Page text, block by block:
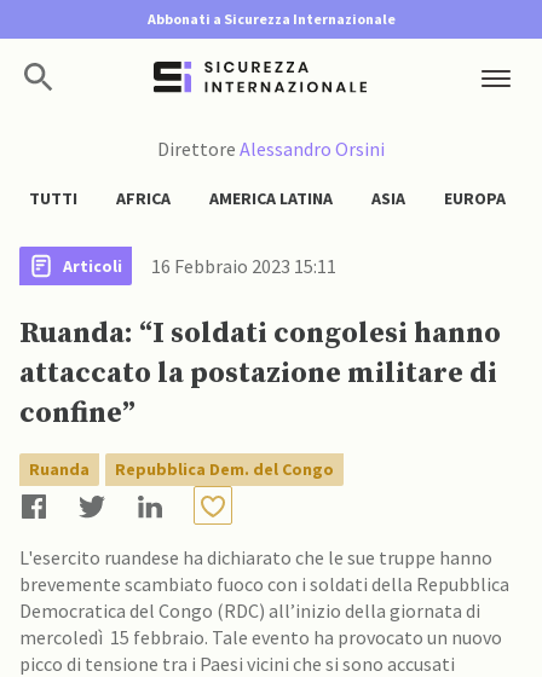
Abbonati a Sicurezza Internazionale
Direttore Alessandro Orsini
TUTTI AFRICA AMERICA LATINA ASIA EUROPA
Articoli 16 Febbraio 2023 15:11
Ruanda: “I soldati congolesi hanno
attaccato la postazione militare di
confine”
Ruanda Repubblica Dem. del Congo
L'esercito ruandese ha dichiarato che le sue truppe hanno
brevemente scambiato fuoco con i soldati della Repubblica
Democratica del Congo (RDC) all’inizio della giornata di
mercoledì 15 febbraio. Tale evento ha provocato un nuovo
picco di tensione tra i Paesi vicini che si sono accusati